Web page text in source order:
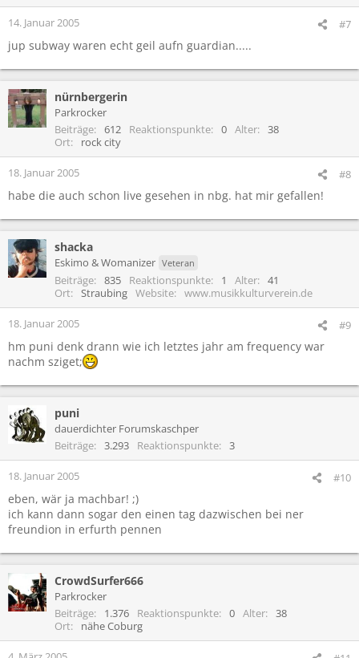
14. Januar 2005 #7
jup subway waren echt geil aufn guardian.....
nürnbergerin
Parkrocker
Beiträge
612 Reaktionspunkte 0 Alter
38
Ort
rock city
18. Januar 2005 #8
habe die auch schon live gesehen in nbg. hat mir gefallen!
shacka
Eskimo & Womanizer Veteran
Beiträge 835 Reaktionspunkte 1 Alter
41
Ort
Straubing Website www.musikkulturverein.de
18. Januar 2005 #9
hm puni denk drann wie ich letztes jahr am frequency war
nachm sziget;
puni
dauerdichter Forumskaschper
Beiträge
3.293 Reaktionspunkte 3
18. Januar 2005 #10
eben, wär ja machbar! ;)
ich kann dann sogar den einen tag dazwischen bei ner
freundion in erfurth pennen
CrowdSurfer666
Parkrocker
Beiträge
1.376 Reaktionspunkte 0 Alter
38
Ort
nähe Coburg